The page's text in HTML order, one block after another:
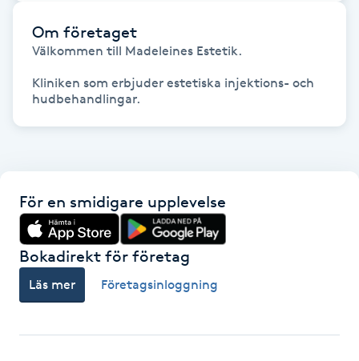
Hollywood Peel
Hot yoga
Huduppstramning
Hudvård
Hyaluronsyra
Om företaget
Välkommen till Madeleines Estetik.
Kliniken som erbjuder estetiska injektions- och
hudbehandlingar.
För en smidigare upplevelse
Bokadirekt för företag
Läs mer Företagsinloggning